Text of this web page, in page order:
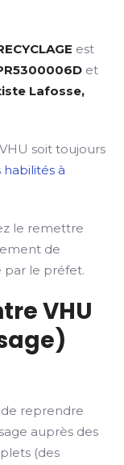
est
et
Lafosse,
soit toujours
habilités à
le remettre
de
par le préfet.
VHU
reprendre
auprès des
(des